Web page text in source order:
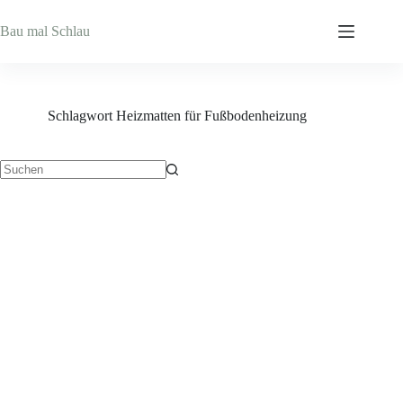
Inhalt
springen
Bau mal Schlau
Schlagwort Heizmatten für Fußbodenheizung